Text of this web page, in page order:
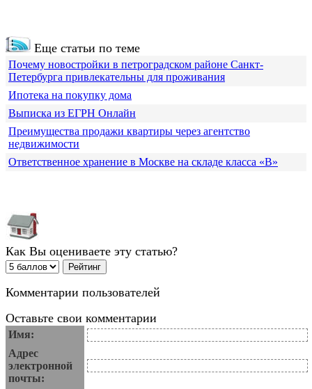
Еще статьи по теме
Почему новостройки в петроградском районе Санкт-
Петербурга привлекательны для проживания
Ипотека на покупку дома
Выписка из ЕГРН Онлайн
Преимущества продажи квартиры через агентство
недвижимости
Ответственное хранение в Москве на складе класса «В»
Как Вы оцениваете эту статью?
Комментарии пользователей
Оставьте свои комментарии
Имя:
Адрес
электронной
почты: